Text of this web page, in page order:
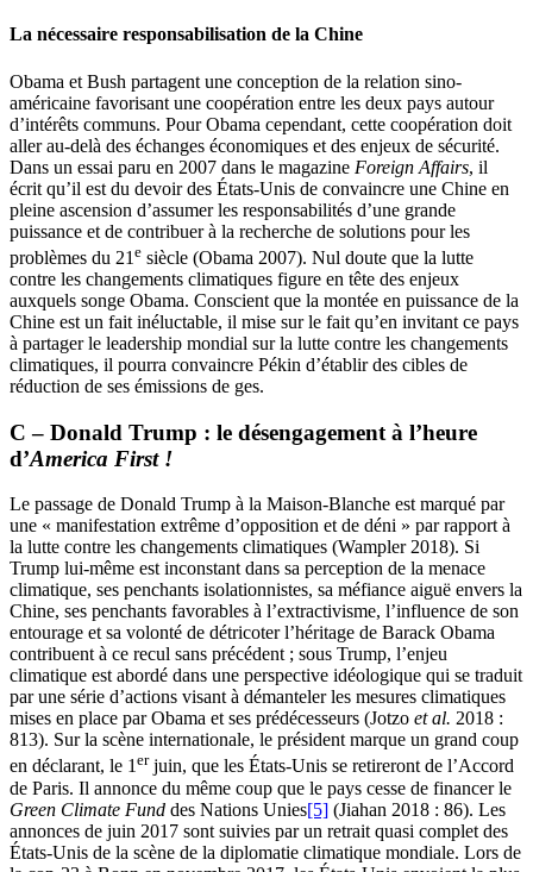
La nécessaire responsabilisation de la Chine
Obama et Bush partagent une conception de la relation sino-
américaine favorisant une coopération entre les deux pays autour
d’intérêts communs. Pour Obama cependant, cette coopération doit
aller au-delà des échanges économiques et des enjeux de sécurité.
Dans un essai paru en 2007 dans le magazine Foreign Affairs, il
écrit qu’il est du devoir des États-Unis de convaincre une Chine en
pleine ascension d’assumer les responsabilités d’une grande
puissance et de contribuer à la recherche de solutions pour les
problèmes du 21 e siècle (Obama 2007). Nul doute que la lutte
contre les changements climatiques figure en tête des enjeux
auxquels songe Obama. Conscient que la montée en puissance de la
Chine est un fait inéluctable, il mise sur le fait qu’en invitant ce pays
à partager le leadership mondial sur la lutte contre les changements
climatiques, il pourra convaincre Pékin d’établir des cibles de
réduction de ses émissions de ges.
C – Donald Trump : le désengagement à l’heure
d’America First !
Le passage de Donald Trump à la Maison-Blanche est marqué par
une « manifestation extrême d’opposition et de déni » par rapport à
la lutte contre les changements climatiques (Wampler 2018). Si
Trump lui-même est inconstant dans sa perception de la menace
climatique, ses penchants isolationnistes, sa méfiance aiguë envers la
Chine, ses penchants favorables à l’extractivisme, l’influence de son
entourage et sa volonté de détricoter l’héritage de Barack Obama
contribuent à ce recul sans précédent ; sous Trump, l’enjeu
climatique est abordé dans une perspective idéologique qui se traduit
par une série d’actions visant à démanteler les mesures climatiques
mises en place par Obama et ses prédécesseurs (Jotzo et al. 2018 :
813). Sur la scène internationale, le président marque un grand coup
en déclarant, le 1erjuin, que les États-Unis se retireront de l’Accord
de Paris. Il annonce du même coup que le pays cesse de financer le
Green Climate Fund des Nations Unies[5] (Jiahan 2018 : 86). Les
annonces de juin 2017 sont suivies par un retrait quasi complet des
États-Unis de la scène de la diplomatie climatique mondiale. Lors de